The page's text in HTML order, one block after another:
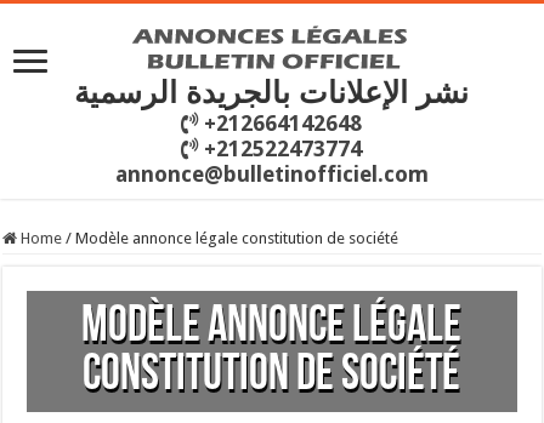
نشر الإعلانات بالجريدة الرسمية
+212664142648
+212522473774
annonce@bulletinofficiel.com
Home / Modèle annonce légale constitution de société
Modèle annonce légale
constitution de société